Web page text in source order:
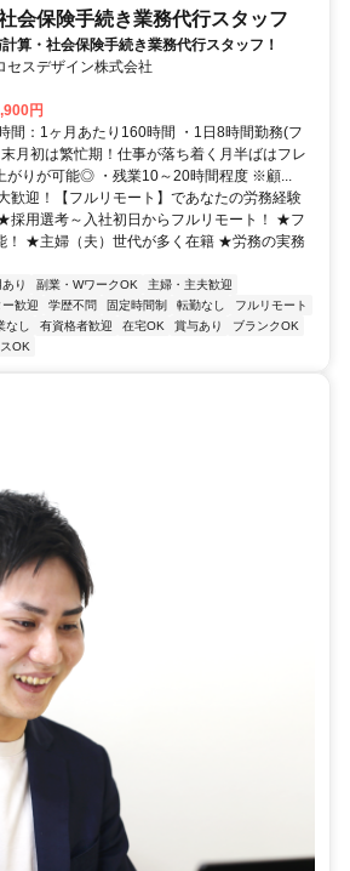
会保険手続き業務代行スタッフ
算・社会保険手続き業務代行スタッフ！
セスデザイン株式会社
円
間：1ヶ月あたり160時間 ・1日8時間勤務(フ
月初は繁忙期！仕事が落ち着く月半ばはフレ
がりが可能◎ ・残業10～20時間程度 ※顧...
歓迎！【フルリモート】であなたの労務経験
採用選考～入社初日からフルリモート！ ★フ
！ ★主婦（夫）世代が多く在籍 ★労務の実務
り 副業・WワークOK
主婦・主夫歓迎
歓迎 学歴不問 固定時間制 転勤なし
フルリモート
なし 有資格者歓迎 在宅OK 賞与あり
ブランクOK
OK